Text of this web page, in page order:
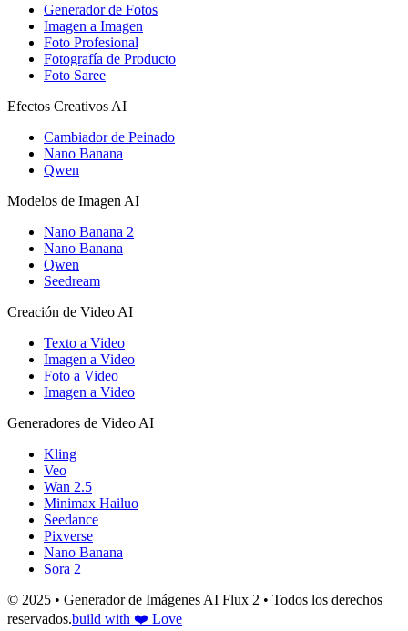
Generador de Fotos
Imagen a Imagen
Foto Profesional
Fotografía de Producto
Foto Saree
Efectos Creativos AI
Cambiador de Peinado
Nano Banana
Qwen
Modelos de Imagen AI
Nano Banana 2
Nano Banana
Qwen
Seedream
Creación de Video AI
Texto a Video
Imagen a Video
Foto a Video
Imagen a Video
Generadores de Video AI
Kling
Veo
Wan 2.5
Minimax Hailuo
Seedance
Pixverse
Nano Banana
Sora 2
© 2025 • Generador de Imágenes AI Flux 2 • Todos los derechos
reservados.build with ❤️ Love